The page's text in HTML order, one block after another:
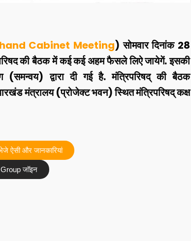
Cabinet Meeting) सोमवार दिनांक 28
की बैठक में कई कई अहम फैसले लिऐ जायेगें. इसकी
(समन्वय) द्वारा दी गई है. मंत्रिपरिषद् की बैठक
मंत्रालय (प्रोजेक्ट भवन) स्थित मंत्रिपरिषद् कक्ष
ऐसी और जानकारियां
जॉइन